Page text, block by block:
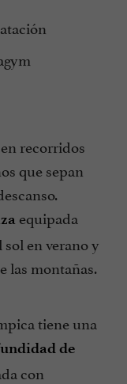
recorridos
que sepan
equipada
en verano y
las montañas.
tiene una
de
con